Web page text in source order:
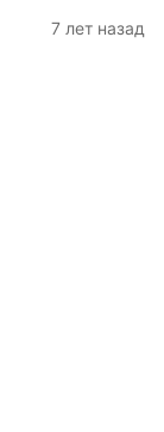
7 лет назад